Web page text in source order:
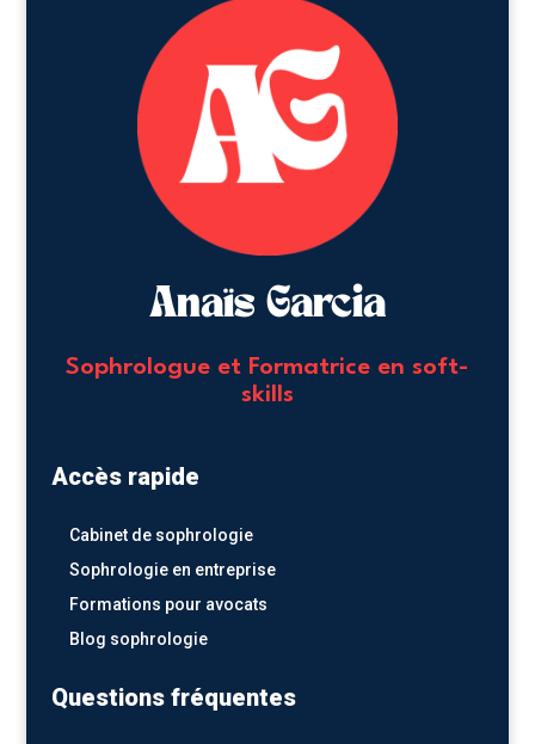
Anaïs Garcia
Sophrologue et Formatrice en soft-
skills
Accès rapide
Cabinet de sophrologie
Sophrologie en entreprise
Formations pour avocats
Blog sophrologie
Questions fréquentes